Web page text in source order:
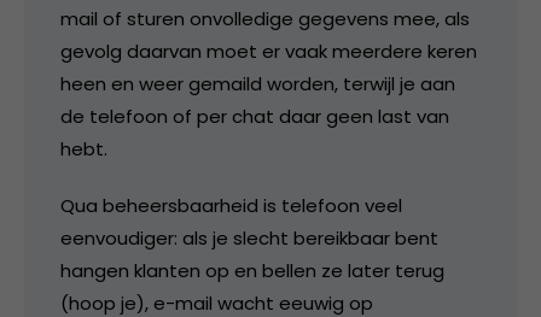
mail of sturen onvolledige gegevens mee, als
gevolg daarvan moet er vaak meerdere keren
heen en weer gemaild worden, terwijl je aan
de telefoon of per chat daar geen last van
hebt.
Qua beheersbaarheid is telefoon veel
eenvoudiger: als je slecht bereikbaar bent
hangen klanten op en bellen ze later terug
(hoop je), e-mail wacht eeuwig op